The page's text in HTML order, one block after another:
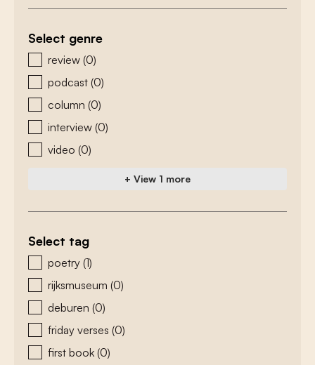
Select genre
zoeken - genre
review (0)
podcast (0)
column (0)
interview (0)
video (0)
+ View 1 more
Select tag
zoeken - tags
poetry (1)
rijksmuseum (0)
deburen (0)
friday verses (0)
first book (0)